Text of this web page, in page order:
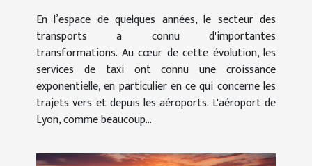
Lyon
En l’espace de quelques années, le secteur des
transports a connu d'importantes
transformations. Au cœur de cette évolution, les
services de taxi ont connu une croissance
exponentielle, en particulier en ce qui concerne les
trajets vers et depuis les aéroports. L'aéroport de
Lyon, comme beaucoup...